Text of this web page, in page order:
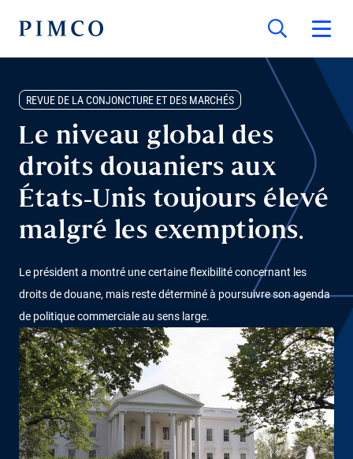
REVUE DE LA CONJONCTURE ET DES MARCHÉS
Le niveau global des
droits douaniers aux
États-Unis toujours élevé
malgré les exemptions.
Le président a montré une certaine flexibilité concernant les
droits de douane, mais reste déterminé à poursuivre son agenda
de politique commerciale au sens large.